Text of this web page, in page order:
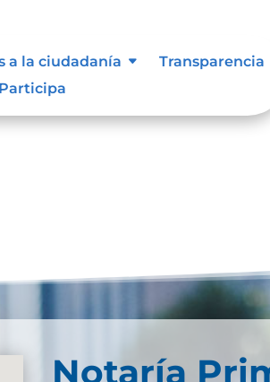
a la ciudadanía
Transparencia
Participa
Notaría